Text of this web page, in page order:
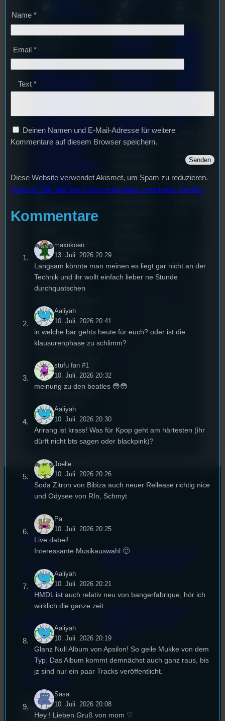
Sao-Mai Sol
Nguyen
44.
Stummfil
mwoche
2026: Ein
Interview
mit der
iterin
Regensburg ist das
Stummfilmfestivals
Deutschland und
wurde auch mit
dem deutschen
Stummfilmpreis
Sommer geht das
Festival in die 44.
Runde und Nicole,
die Festivalleitung,
genommen um die
wichtigsten Fragen
zu beantworten.
o
ive in
Regen
sburg
Wie ist Techno
Und wie sieht
die Szene in
Das
Stufu
er
Letzte Woche
fand das erste
Stufu
statt. Bilal war
Kontakt
Satzung
Datenschutz
(EU)
Unterstützt vom Lehrstuhl
Powered by Airtime.pro –
Studentenfunk
Name *
Email *
Text *
Deinen Namen und E-Mail-Adresse für weitere
Kommentare auf diesem Browser speichern.
Diese Website verwendet Akismet, um Spam zu reduzieren.
Erfahren Sie, wie Ihre Kommentardaten verarbeitet werden.
Kommentare
maxnkoen
13. Juli. 2026 20:29
Langsam könnte man meinen es liegt gar nicht an der
Technik und ihr wollt einfach lieber ne Stunde
durchquatschen
Aaliyah
10. Juli. 2026 20:41
in welche bar gehts heute für euch? oder ist die
klausurenphase zu schlimm?
stufu fan #1
10. Juli. 2026 20:32
meinung zu den beatles 😳😳
Aaliyah
10. Juli. 2026 20:30
Arirang ist krass! Was für Kpop geht am härtesten (ihr
dürft nicht bts sagen oder blackpink)?
Joelle
10. Juli. 2026 20:26
Soda Zitron von Bibiza auch neuer Rellease richtig nice
und Odysee von RIn, Schmyt
Pa
10. Juli. 2026 20:25
Live dabei!
Interessante Musikauswahl 🙂
Aaliyah
10. Juli. 2026 20:21
HMDL ist auch relativ neu von bangerfabrique, hör ich
wirklich die ganze zeit
Aaliyah
10. Juli. 2026 20:19
Glanz Null Album von Apsilon! So geile Mukke von dem
Typ. Das Album kommt demnächst auch ganz raus, bis
jz sind nur ein paar Tracks veröffentlicht.
Sasa
10. Juli. 2026 20:08
Hey ! Lieben Gruß von mom ♡